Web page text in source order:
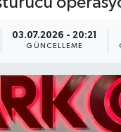
03.07.2026 - 20:21
GÜNCELLEME